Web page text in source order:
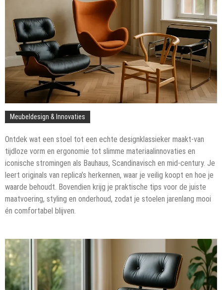
Meubeldesign & Innovaties
Ontdek wat een stoel tot een echte designklassieker maakt-van
tijdloze vorm en ergonomie tot slimme materiaalinnovaties en
iconische stromingen als Bauhaus, Scandinavisch en mid-century. Je
leert originals van replica’s herkennen, waar je veilig koopt en hoe je
waarde behoudt. Bovendien krijg je praktische tips voor de juiste
maatvoering, styling en onderhoud, zodat je stoelen jarenlang mooi
én comfortabel blijven.